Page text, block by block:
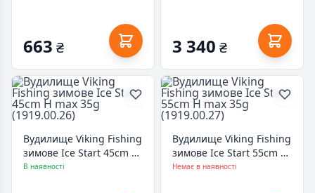
663 ₴ 3 340 ₴
Вудилище Viking Fishing
зимове Ice Start 45сm H
max 35g (1919.00.26)
В наявності
Вудилище Viking Fishing
зимове Ice Start 55сm H
max 35g (1919.00.27)
Немає в наявності